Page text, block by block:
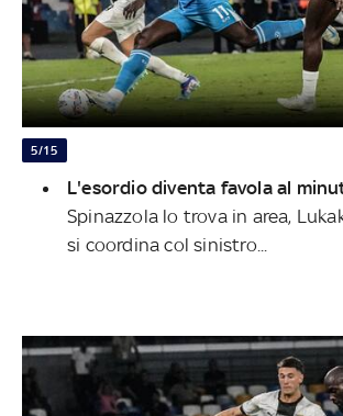
5/15
L'esordio diventa favola al
Spinazzola lo trova in area,
si coordina col sinistro...